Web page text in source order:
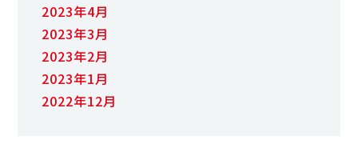
2023年4月
2023年3月
2023年2月
2023年1月
2022年12月